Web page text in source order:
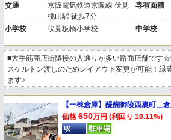
交通
京阪電気鉄道京阪線 伏見
桃山駅 徒歩7分
専有面積
小学校 伏見板橋小学校 中学校
■大手筋商店街隣接の人通りが多い路面店舗です
スケルトン渡しのためレイアウト変更が可能！緑
ます♪
【一棟倉庫】醍醐御陵西裏町＿
価格 650万円 (利回り 10.11%)